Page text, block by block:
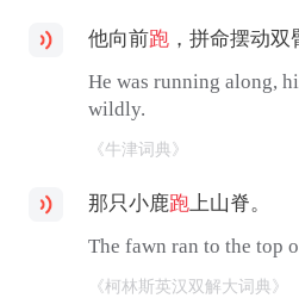
他向前跑 ，拼命摆动双
He was running along,
wildly.
《牛津词典》
那只小鹿跑上山脊。
The fawn ran to the top
《柯林斯英汉双解大词典》